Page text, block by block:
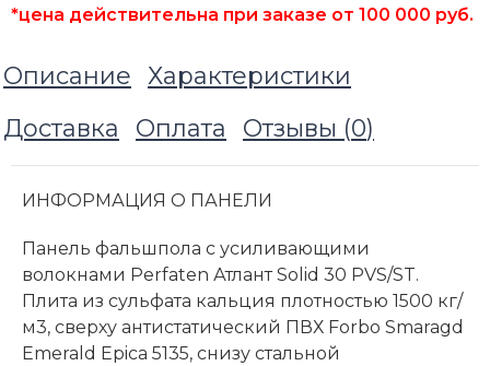
*цена действительна при заказе от 100 000 руб.
Описание Характеристики
Доставка
Оплата Отзывы (0)
ИНФОРМАЦИЯ О ПАНЕЛИ
Панель фальшпола с усиливающими
волокнами Perfaten Атлант Solid 30 PVS/ST.
Плита из сульфата кальция плотностью 1500 кг/
м3, сверху антистатический ПВХ Forbo Smaragd
Emerald Epica 5135, снизу стальной